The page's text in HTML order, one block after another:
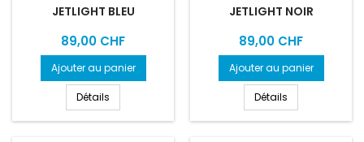
JETLIGHT BLEU
Prix
89,00 CHF
Ajouter au panier
Détails
JETLIGHT NOIR
Prix
89,00 CHF
Ajouter au panier
Détails